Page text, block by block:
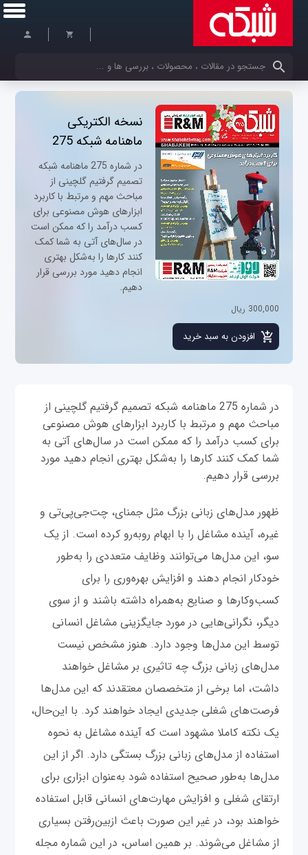
کلمات کلیدی خود را وارد کنید
نسخه الکتریکی
ماهنامه شبکه 275
در شماره 275 ماهنامه شبکه
تصمیم گرفتیم گلچینی از
مباحث مهم و مرتبط با کاربرد
ابزارهای هوش مصنوعی برای
کسب درآمد را که ممکن است
در سال‌های آتی به شما کمک
کنند کارها را به‌شکل بهتری
انجام دهید مورد بررسی قرار
دهیم.
300,000 ریال
در شماره 275 ماهنامه شبکه تصمیم گرفتیم گلچینی از
مباحث مهم و مرتبط با کاربرد ابزارهای هوش مصنوعی
برای کسب درآمد را که ممکن است در سال‌های آتی به
شما کمک کنند کارها را به‌شکل بهتری انجام دهید مورد
بررسی قرار دهیم.
ظهور مدل‌های زبانی بزرگ مثل جمنای، چت‌جی‌پی‌تی و
غیره، آینده مشاغل را با ابهام روبه‌رو کرده است. از یک
سو، این مدل‌ها می‌توانند وظایف متعددی را به‌طور
خودکار انجام دهند و افزایش بهره‌وری را برای
کسب‌وکارها و صنایع به‌همراه داشته باشند و از سوی
دیگر، نگرانی‌هایی در مورد جایگزینی مشاغل انسانی
توسط این مدل‌ها وجود دارد. هنوز مشخص نیست
مدل‌های زبانی بزرگ چه تاثیری بر مشاغل خواهند
داشت، اما برخی از متخصصان معتقدند که این مدل‌ها
فرصت‌های شغلی جدیدی ایجاد خواهند کرد. با این‌حال،
یک نکته کاملا مشهود است که آینده مشاغل به نحوه
استفاده از مدل‌های زبانی بزرگ بستگی دارد. اگر از این
مدل‌ها به‌طور صحیح استفاده شود به‌عنوان ابزاری برای
ارتقای شغلی و افزایش مهارت‌های انسانی قابل استفاده
خواهند بود، در غیر این صورت باعث ازبین‌رفتن بسیاری
از مشاغل می‌شوند. بر همین اساس، در این شماره مجله